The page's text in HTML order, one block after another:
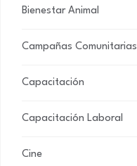
Bienestar Animal
Campañas Comunitarias
Capacitación
Capacitación Laboral
Cine